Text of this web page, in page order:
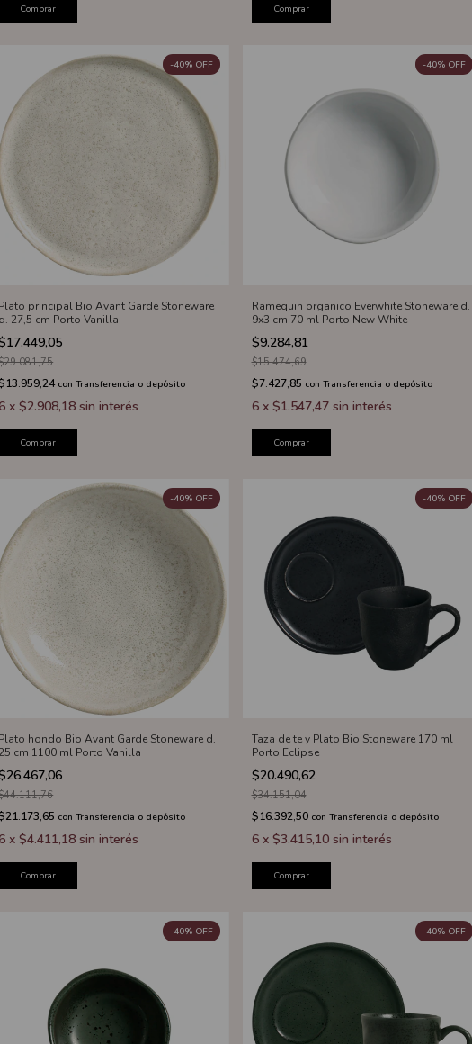
Comprar Comprar
Plato principal Bio Avant Garde Stoneware
d. 27,5 cm Porto Vanilla
-40% OFF
con Transferencia o depósito
x$2.908,18 sin interés
Comprar
Ramequin organico Everwhite Stoneware d.
9x3 cm 70 ml Porto New White
$9.284,81
-40% OFF
$15.474,69
$7.427,85 con Transferencia o depósito
6 x $1.547,47 sin interés
Comprar
Plato hondo Bio Avant Garde Stoneware d.
25 cm 1100 ml Porto Vanilla
-40% OFF
con Transferencia o depósito
x$4.411,18 sin interés
Comprar
Taza de te y Plato Bio Stoneware 170 ml
Porto Eclipse
$20.490,62
-40% OFF
$34.151,04
$16.392,50 con Transferencia o depósito
6 x $3.415,10 sin interés
Comprar
-40% OFF -40% OFF